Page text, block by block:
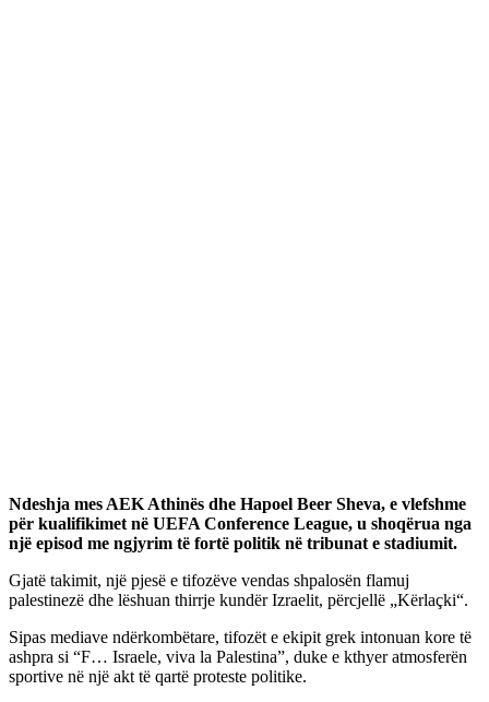
Ndeshja mes AEK Athinës dhe Hapoel Beer Sheva, e vlefshme
për kualifikimet në UEFA Conference League, u shoqërua nga
një episod me ngjyrim të fortë politik në tribunat e stadiumit.
Gjatë takimit, një pjesë e tifozëve vendas shpalosën flamuj
palestinezë dhe lëshuan thirrje kundër Izraelit, përcjellë „Kërlaçki“.
Sipas mediave ndërkombëtare, tifozët e ekipit grek intonuan kore të
ashpra si “F… Israele, viva la Palestina”, duke e kthyer atmosferën
sportive në një akt të qartë proteste politike.